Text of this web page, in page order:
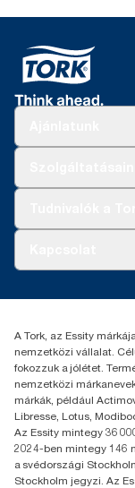
+36 1 392
H-1021
Budakeszi út
A Tork, az Essity
nemzetközi vállalat.
fokozzuk a jólétet.
nemzetközi
márkák, például
Libresse, Lotus,
Az Essity mintegy 36
2024-ben mintegy 146
a svédországi
Stockholm jegyzi. Az